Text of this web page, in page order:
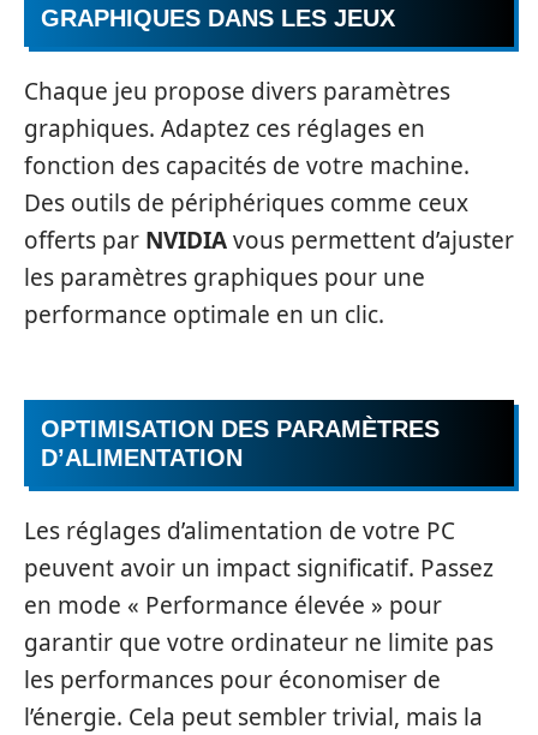
GRAPHIQUES DANS LES JEUX
Chaque jeu propose divers paramètres
graphiques. Adaptez ces réglages en
fonction des capacités de votre machine.
Des outils de périphériques comme ceux
offerts par NVIDIAvous permettent d’ajuster
les paramètres graphiques pour une
performance optimale en un clic.
OPTIMISATION DES PARAMÈTRES
D’ALIMENTATION
Les réglages d’alimentation de votre PC
peuvent avoir un impact significatif. Passez
en mode « Performance élevée » pour
garantir que votre ordinateur ne limite pas
les performances pour économiser de
l’énergie. Cela peut sembler trivial, mais la